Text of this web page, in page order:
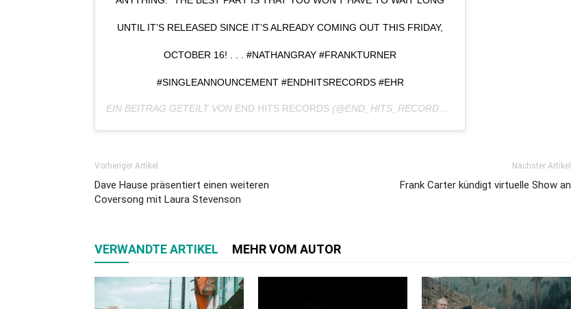
UNTIL IT’S RELEASED SINCE IT’S ALREADY COMING OUT THIS FRIDAY,
OCTOBER 16! . . . #NATHANGRAY #FRANKTURNER
#SINGLEANNOUNCEMENT #ENDHITSRECORDS #EHR
EIN BEITRAG GETEILT VON END HITS RECORDS (@END_HITS_RECORDS) AM
Vorheriger Artikel
Dave Hause präsentiert einen weiteren
Coversong mit Laura Stevenson
Nächster Artikel
Frank Carter kündigt virtuelle Show an
VERWANDTE ARTIKEL MEHR VOM AUTOR